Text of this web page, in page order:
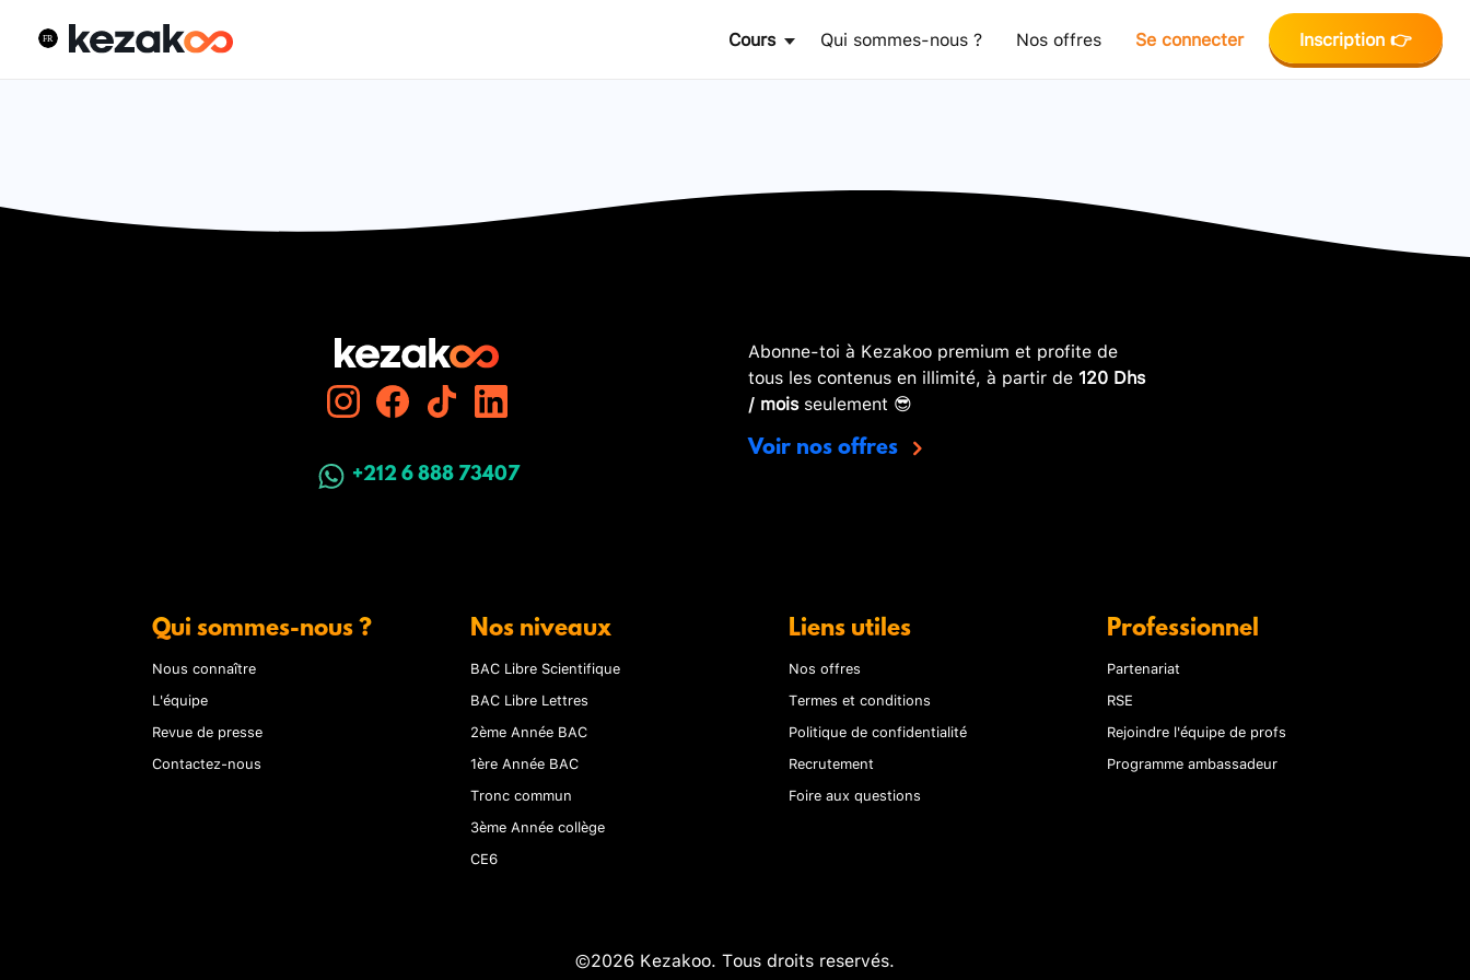
Cours Qui sommes-nous ? Nos offres Se connecter Inscription 👉
+212 6 888 73407
Abonne-toi à Kezakoo premium et profite de
tous les contenus en illimité, à partir de 120 Dhs
/ moisseulement 😎
Voir nos offres
Qui sommes-nous ?
Nous connaître
L'équipe
Revue de presse
Contactez-nous
Nos niveaux
BAC Libre Scientifique
BAC Libre Lettres
2ème Année BAC
1ère Année BAC
Tronc commun
3ème Année collège
CE6
Liens utiles
Nos offres
Termes et conditions
Politique de confidentialité
Recrutement
Foire aux questions
Professionnel
Partenariat
RSE
Rejoindre l'équipe de profs
Programme ambassadeur
©2026 Kezakoo. Tous droits reservés.